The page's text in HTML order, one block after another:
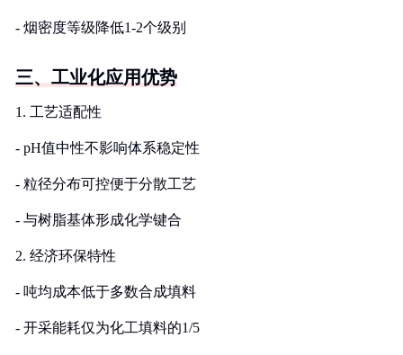
- 烟密度等级降低1-2个级别
三、工业化应用优势
1. 工艺适配性
- pH值中性不影响体系稳定性
- 粒径分布可控便于分散工艺
- 与树脂基体形成化学键合
2. 经济环保特性
- 吨均成本低于多数合成填料
- 开采能耗仅为化工填料的1/5